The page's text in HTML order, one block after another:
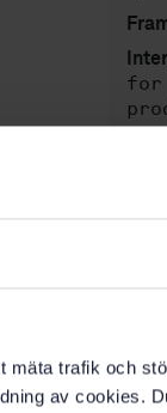
trafik och
av cookies.
for
to